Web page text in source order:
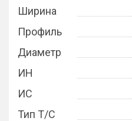
Ширина
Профиль
Диаметр
ИН
ИС
Тип Т/С